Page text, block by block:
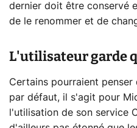
dernier doit être conservé
de le renommer et de
L'utilisateur garde
Certains pourraient
par défaut, il s'agit pour
l'utilisation de son service